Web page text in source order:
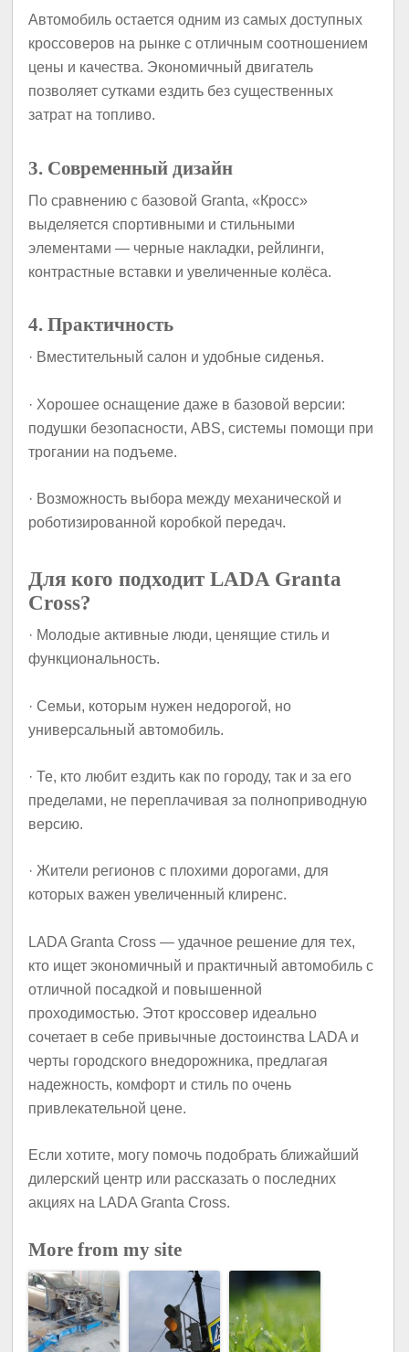
Автомобиль остается одним из самых доступных
кроссоверов на рынке с отличным соотношением
цены и качества. Экономичный двигатель
позволяет сутками ездить без существенных
затрат на топливо.
3. Современный дизайн
По сравнению с базовой Granta, «Кросс»
выделяется спортивными и стильными
элементами — черные накладки, рейлинги,
контрастные вставки и увеличенные колёса.
4. Практичность
· Вместительный салон и удобные сиденья.
· Хорошее оснащение даже в базовой версии:
подушки безопасности, ABS, системы помощи при
трогании на подъеме.
· Возможность выбора между механической и
роботизированной коробкой передач.
Для кого подходит LADA Granta
Cross?
· Молодые активные люди, ценящие стиль и
функциональность.
· Семьи, которым нужен недорогой, но
универсальный автомобиль.
· Те, кто любит ездить как по городу, так и за его
пределами, не переплачивая за полноприводную
версию.
· Жители регионов с плохими дорогами, для
которых важен увеличенный клиренс.
LADA Granta Cross — удачное решение для тех,
кто ищет экономичный и практичный автомобиль с
отличной посадкой и повышенной
проходимостью. Этот кроссовер идеально
сочетает в себе привычные достоинства LADA и
черты городского внедорожника, предлагая
надежность, комфорт и стиль по очень
привлекательной цене.
Если хотите, могу помочь подобрать ближайший
дилерский центр или рассказать о последних
акциях на LADA Granta Cross.
More from my site